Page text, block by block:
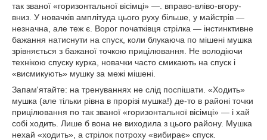
так званої «горизонтальної вісімці» —. вправо-вліво-вгору-
вниз. У новачків амплітуда цього руху більше, у майстрів —
незначна, але теж є. Ворог початківця стрілка — інстинктивне
бажання натиснути на спуск, коли блукаюча по мішені мушка
зрівняється з бажаної точкою прицілювання. Не володіючи
технікою спуску курка, новачки часто смикають на спуск і
«висмикують» мушку за межі мішені.
Запам'ятайте: на тренуваннях не слід поспішати. «Ходить»
мушка (але тільки рівна в прорізі мушка!) де-то в районі точки
прицілювання по так званої «горизонтальної вісімці» — і хай
собі ходить. Лише б вона не виходила з цього району. Мушка
нехай «ходить», а стрілок потроху «вибирає» спуск.